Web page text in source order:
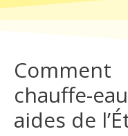
chauffe-
aides de